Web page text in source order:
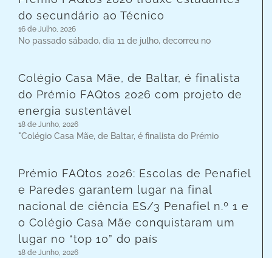
do secundário ao Técnico
16 de Julho, 2026
No passado sábado, dia 11 de julho, decorreu no
Colégio Casa Mãe, de Baltar, é finalista
do Prémio FAQtos 2026 com projeto de
energia sustentável
18 de Junho, 2026
"Colégio Casa Mãe, de Baltar, é finalista do Prémio
Prémio FAQtos 2026: Escolas de Penafiel
e Paredes garantem lugar na final
nacional de ciência ES/3 Penafiel n.º 1 e
o Colégio Casa Mãe conquistaram um
lugar no “top 10” do país
18 de Junho, 2026